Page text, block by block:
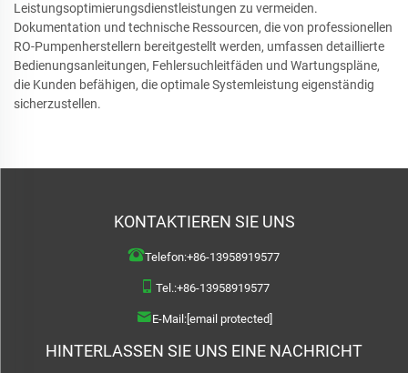
Leistungsoptimierungsdienstleistungen zu vermeiden.
Dokumentation und technische Ressourcen, die von professionellen
RO-Pumpenherstellern bereitgestellt werden, umfassen detaillierte
Bedienungsanleitungen, Fehlersuchleitfäden und Wartungspläne,
die Kunden befähigen, die optimale Systemleistung eigenständig
sicherzustellen.
KONTAKTIEREN SIE UNS
Telefon:+86-13958919577
Tel.:+86-13958919577
E-Mail: [email protected]
HINTERLASSEN SIE UNS EINE NACHRICHT